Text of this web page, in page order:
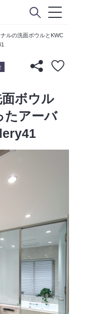
ルの洗面ボウルとKWC
ボウル
たアーバ